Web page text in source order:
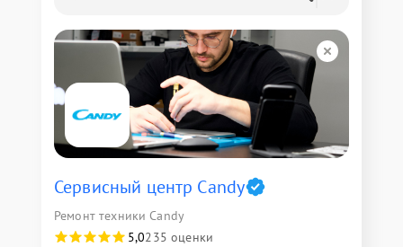
Сервисный центр Candy
Ремонт техники Candy
5,0235 оценки